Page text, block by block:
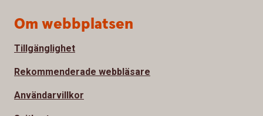
Om webbplatsen
Tillgänglighet
Rekommenderade webbläsare
Användarvillkor